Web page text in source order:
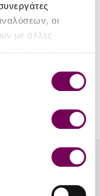
οι
με άλλες